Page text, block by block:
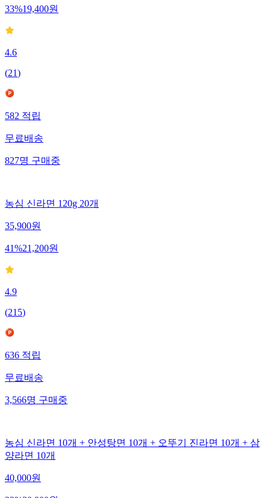
33%19,400원
4.6
(21)
582적립
무료배송
827명구매중
농심 신라면 120g 20개
35,900원
41%21,200원
4.9
(215)
636적립
무료배송
3,566명구매중
농심 신라면 10개 + 안성탕면 10개 + 오뚜기 진라면 10개 + 삼
양라면 10개
40,000원